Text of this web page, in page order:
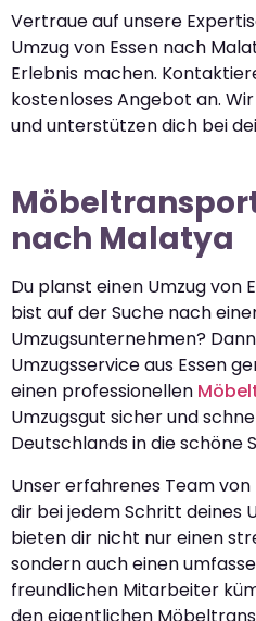
Vertraue auf unsere
Umzug von Essen nach
Erlebnis machen.
kostenloses Angebot an.
und unterstützen dich bei
nach Malatya
Du planst einen Umzug von
bist auf der Suche nach
Umzugsunternehmen?
Umzugsservice aus Essen
einen professionellen
Umzugsgut sicher und
Deutschlands in die schöne
Unser erfahrenes Team
dir bei jedem Schritt deines
bieten dir nicht nur einen
sondern auch einen
freundlichen Mitarbeiter
den eigentlichen